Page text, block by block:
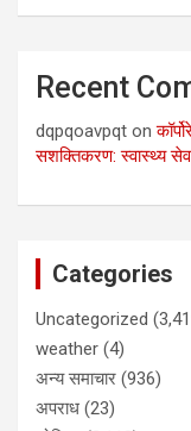
Recent
dqpqoavpqt on
सशक्तिकरण: स्वास्थ्य
Categories
Uncategorized
weather (4)
अन्य समाचार (936)
अपराध (23)